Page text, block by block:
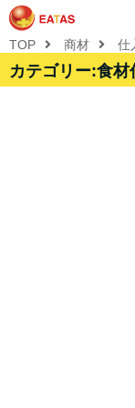
TOP 商材 仕
カテゴリー:食